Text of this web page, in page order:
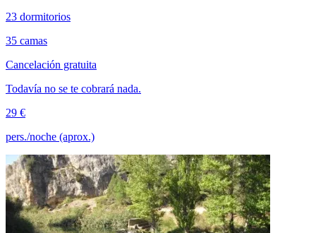
23 dormitorios
35 camas
Cancelación gratuita
Todavía no se te cobrará nada.
29 €
pers./noche (aprox.)